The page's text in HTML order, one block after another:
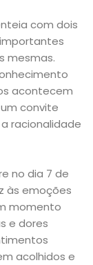
com dois
mesmas.
acontecem
convite
racionalidade
no dia 7 de
às emoções
momento
e dores
acolhidos e